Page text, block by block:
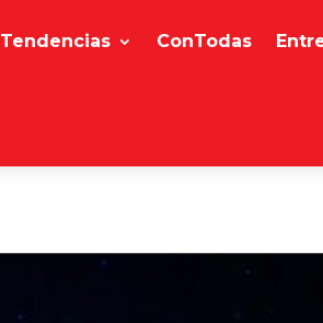
Tendencias ConTodas